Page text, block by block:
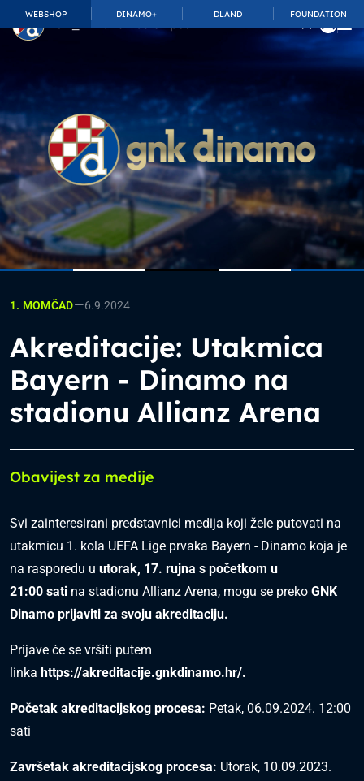
WEBSHOP DINAMO+ DLAND FOUNDATION
TOP_BAR.MembershipSuffix
1. MOMČAD—6.9.2024
Akreditacije: Utakmica
Bayern - Dinamo na
stadionu Allianz Arena
Obavijest za medije
Svi zainteresirani predstavnici medija koji žele putovati na
utakmicu 1. kola UEFA Lige prvaka Bayern - Dinamo koja je
na rasporedu u utorak, 17. rujna s početkom u
21:00 sati na stadionu Allianz Arena, mogu se preko GNK
Dinamo prijaviti za svoju akreditaciju.
Prijave će se vršiti putem
linka https://akreditacije.gnkdinamo.hr/.
Početak akreditacijskog procesa: Petak, 06.09.2024. 12:00
sati
Završetak akreditacijskog procesa: Utorak, 10.09.2023.